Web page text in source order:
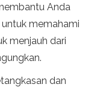
Anda
memahami
menjauh dari
dan